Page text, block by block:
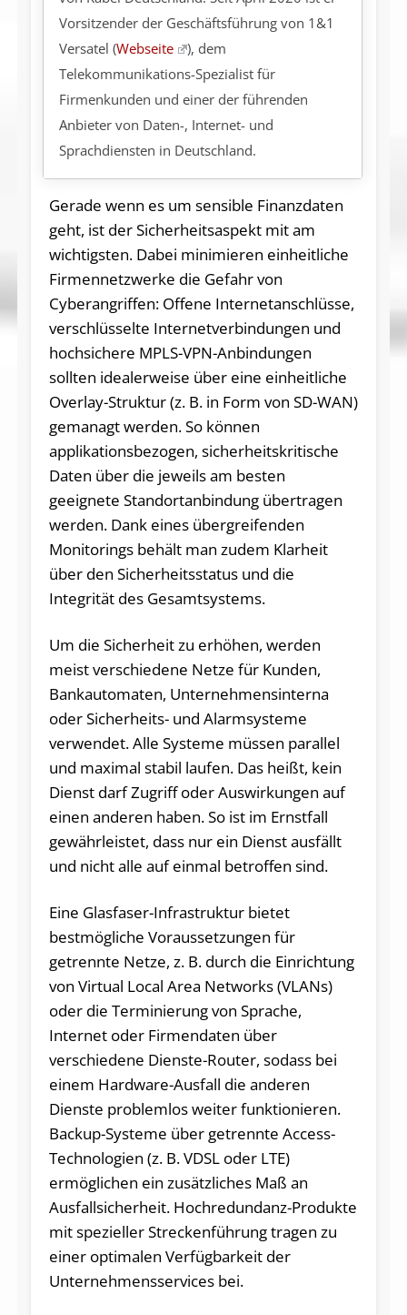
Vorsitzender der Geschäftsführung von 1&1
Versatel (Webseite
), dem
Telekommunikations-Spezialist für
Firmenkunden und einer der führenden
Anbieter von Daten-, Internet- und
Sprachdiensten in Deutschland.
Gerade wenn es um sensible Finanzdaten
geht, ist der Sicherheitsaspekt mit am
wichtigsten. Dabei minimieren einheitliche
Firmennetzwerke die Gefahr von
Cyberangriffen: Offene Internetanschlüsse,
verschlüsselte Internetverbindungen und
hochsichere MPLS-VPN-Anbindungen
sollten idealerweise über eine einheitliche
Overlay-Struktur (z. B. in Form von SD-WAN)
gemanagt werden. So können
applikationsbezogen, sicherheitskritische
Daten über die jeweils am besten
geeignete Standortanbindung übertragen
werden. Dank eines übergreifenden
Monitorings behält man zudem Klarheit
über den Sicherheitsstatus und die
Integrität des Gesamtsystems.
Um die Sicherheit zu erhöhen, werden
meist verschiedene Netze für Kunden,
Bankautomaten, Unternehmensinterna
oder Sicherheits- und Alarmsysteme
verwendet. Alle Systeme müssen parallel
und maximal stabil laufen. Das heißt, kein
Dienst darf Zugriff oder Auswirkungen auf
einen anderen haben. So ist im Ernstfall
gewährleistet, dass nur ein Dienst ausfällt
und nicht alle auf einmal betroffen sind.
Eine Glasfaser-Infrastruktur bietet
bestmögliche Voraussetzungen für
getrennte Netze, z. B. durch die Einrichtung
von Virtual Local Area Networks (VLANs)
oder die Terminierung von Sprache,
Internet oder Firmendaten über
verschiedene Dienste-Router, sodass bei
einem Hardware-Ausfall die anderen
Dienste problemlos weiter funktionieren.
Backup-Systeme über getrennte Access-
Technologien (z. B. VDSL oder LTE)
ermöglichen ein zusätzliches Maß an
Ausfallsicherheit. Hochredundanz-Produkte
mit spezieller Streckenführung tragen zu
einer optimalen Verfügbarkeit der
Unternehmensservices bei.